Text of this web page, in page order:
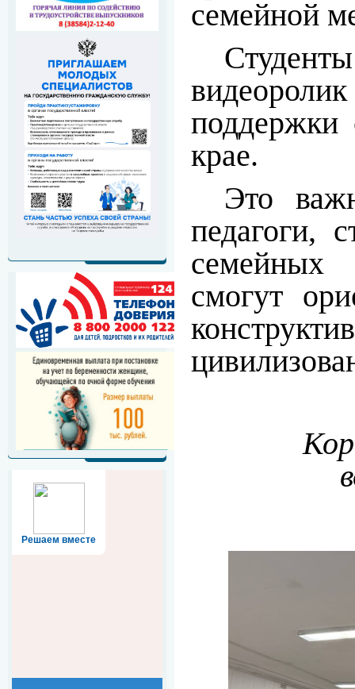
Решаем вместе
семейной
поддержки
крае.
Это
педагоги,
смогут